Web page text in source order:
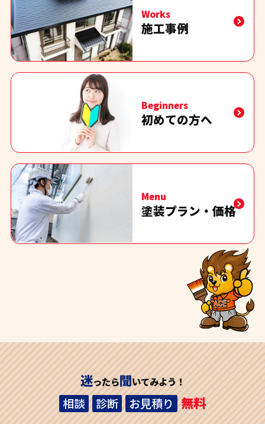
Works
施工事例
Beginners
初めての方へ
Menu
塗装プラン・価格
迷ったら聞いてみよう！
相談 診断 お見積り 無料